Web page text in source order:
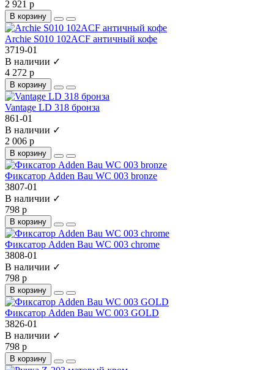
2 921 р
В корзину
Archie S010 102ACF античный кофе
3719-01
В наличии ✓
4 272 р
В корзину
Vantage LD 318 бронза
861-01
В наличии ✓
2 006 р
В корзину
Фиксатор Adden Bau WC 003 bronze
3807-01
В наличии ✓
798 р
В корзину
Фиксатор Adden Bau WC 003 chrome
3808-01
В наличии ✓
798 р
В корзину
Фиксатор Adden Bau WC 003 GOLD
3826-01
В наличии ✓
798 р
В корзину